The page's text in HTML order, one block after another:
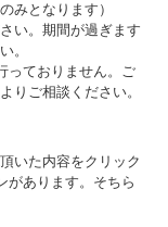
みとなります）
い。期間が過ぎます
。
っておりません。ご
よりご相談ください。
いた内容をクリック
があります。そちら